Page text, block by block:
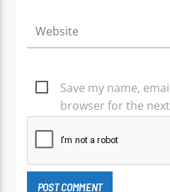
Save my name,
browser for the